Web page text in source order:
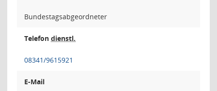
Bundestagsabgeordneter
Telefon dienstl.
08341/9615921
E-Mail